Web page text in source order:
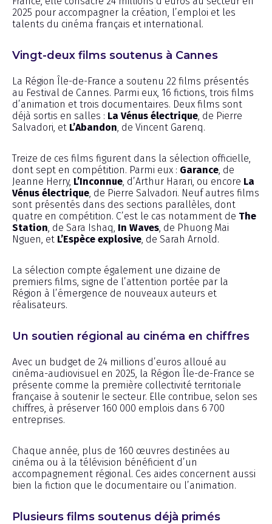
2025 pour accompagner la création, l’emploi et les
talents du cinéma français et international.
Vingt-deux films soutenus à Cannes
La Région Île-de-France a soutenu 22 films présentés
au Festival de Cannes. Parmi eux, 16 fictions, trois films
d’animation et trois documentaires. Deux films sont
déjà sortis en salles : La Vénus électrique , de Pierre
Salvadori, et L’Abandon , de Vincent Garenq.
Treize de ces films figurent dans la sélection officielle,
dont sept en compétition. Parmi eux : Garance , de
Jeanne Herry, L’Inconnue , d’Arthur Harari, ou encore La
Vénus électrique , de Pierre Salvadori. Neuf autres films
sont présentés dans des sections parallèles, dont
quatre en compétition. C’est le cas notamment de The
Station , de Sara Ishaq, In Waves , de Phuong Mai
Nguen, et L’Espèce explosive , de Sarah Arnold.
La sélection compte également une dizaine de
premiers films, signe de l’attention portée par la
Région à l’émergence de nouveaux auteurs et
réalisateurs.
Un soutien régional au cinéma en chiffres
Avec un budget de 24 millions d’euros alloué au
cinéma-audiovisuel en 2025, la Région Île-de-France se
présente comme la première collectivité territoriale
française à soutenir le secteur. Elle contribue, selon ses
chiffres, à préserver 160 000 emplois dans 6 700
entreprises.
Chaque année, plus de 160 œuvres destinées au
cinéma ou à la télévision bénéficient d’un
accompagnement régional. Ces aides concernent aussi
bien la fiction que le documentaire ou l’animation.
Plusieurs films soutenus déjà primés